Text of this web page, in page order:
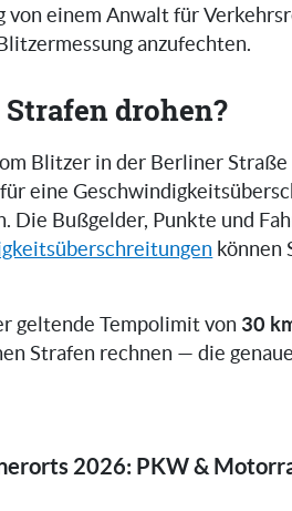
von einem Anwalt für
anzufechten.
drohen?
Blitzer in der Berliner
eine
Die Bußgelder, Punkte und
können
geltende Tempolimit von 30
Strafen rechnen — die
2026: PKW &